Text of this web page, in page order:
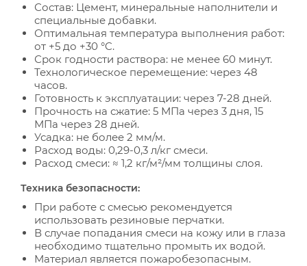
Состав: Цемент, минеральные наполнители и
специальные добавки.
Оптимальная температура выполнения работ:
от +5 до +30 °C.
Срок годности раствора: не менее 60 минут.
Технологическое перемещение: через 48
часов.
Готовность к эксплуатации: через 7-28 дней.
Прочность на сжатие: 5 МПа через 3 дня, 15
МПа через 28 дней.
Усадка: не более 2 мм/м.
Расход воды: 0,29-0,3 л/кг смеси.
Расход смеси: ≈ 1,2 кг/м²/мм толщины слоя.
Техника безопасности:
При работе с смесью рекомендуется
использовать резиновые перчатки.
В случае попадания смеси на кожу или в глаза
необходимо тщательно промыть их водой.
Материал является пожаробезопасным.